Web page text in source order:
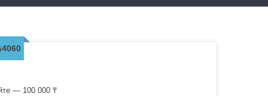
— 100 000 ₸